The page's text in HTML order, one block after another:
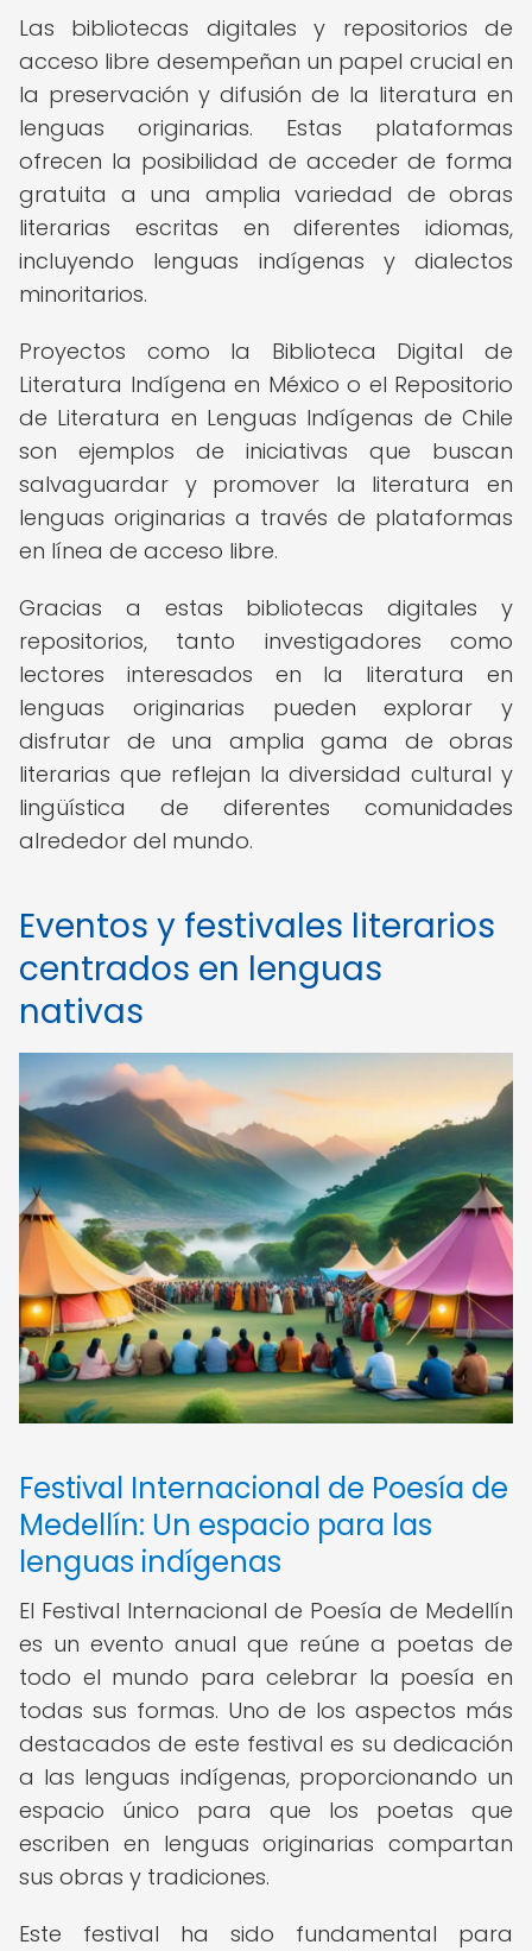
Las bibliotecas digitales y repositorios de
acceso libre desempeñan un papel crucial en
la preservación y difusión de la literatura en
lenguas originarias. Estas plataformas
ofrecen la posibilidad de acceder de forma
gratuita a una amplia variedad de obras
literarias escritas en diferentes idiomas,
incluyendo lenguas indígenas y dialectos
minoritarios.
Proyectos como la Biblioteca Digital de
Literatura Indígena en México o el Repositorio
de Literatura en Lenguas Indígenas de Chile
son ejemplos de iniciativas que buscan
salvaguardar y promover la literatura en
lenguas originarias a través de plataformas
en línea de acceso libre.
Gracias a estas bibliotecas digitales y
repositorios, tanto investigadores como
lectores interesados en la literatura en
lenguas originarias pueden explorar y
disfrutar de una amplia gama de obras
literarias que reflejan la diversidad cultural y
lingüística de diferentes comunidades
alrededor del mundo.
Eventos y festivales literarios
centrados en lenguas
nativas
Festival Internacional de Poesía de
Medellín: Un espacio para las
lenguas indígenas
El Festival Internacional de Poesía de Medellín
es un evento anual que reúne a poetas de
todo el mundo para celebrar la poesía en
todas sus formas. Uno de los aspectos más
destacados de este festival es su dedicación
a las lenguas indígenas, proporcionando un
espacio único para que los poetas que
escriben en lenguas originarias compartan
sus obras y tradiciones.
Este festival ha sido fundamental para